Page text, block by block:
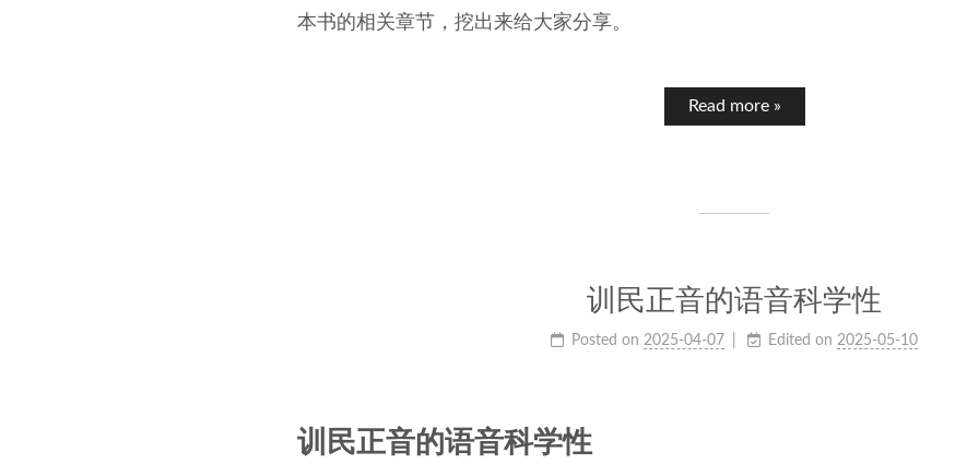
本书的相关章节，挖出来给大家分享。
Read more »
训民正音的语音科学性
Posted on 2025-04-07 Edited on 2025-05-10
训民正音的语音科学性